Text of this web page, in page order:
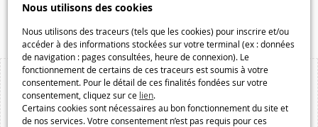
Nous utilisons des cookies
Nous utilisons des traceurs (tels que les cookies) pour inscrire et/ou
accéder à des informations stockées sur votre terminal (ex : données
de navigation : pages consultées, heure de connexion). Le
fonctionnement de certains de ces traceurs est soumis à votre
consentement. Pour le détail de ces finalités fondées sur votre
consentement, cliquez sur ce lien.
Certains cookies sont nécessaires au bon fonctionnement du site et
de nos services. Votre consentement n’est pas requis pour ces